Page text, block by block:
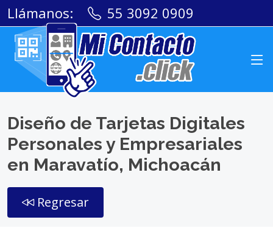
Llámanos: 55 3092 0909
Diseño de Tarjetas Digitales
Personales y Empresariales
en Maravatío, Michoacán
Regresar